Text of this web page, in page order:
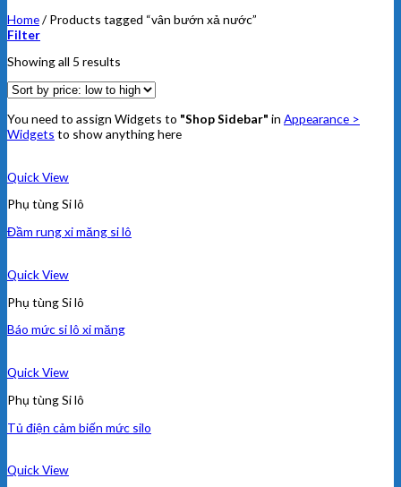
Home/ Products tagged “vân bướn xả nước”
Filter
Showing all 5 results
You need to assign Widgets to "Shop Sidebar" in Appearance >
Widgets to show anything here
Quick View
Phụ tùng Si lô
Đầm rung xi măng si lô
Quick View
Phụ tùng Si lô
Báo mức si lô xi măng
Quick View
Phụ tùng Si lô
Tủ điện cảm biến mức silo
Quick View